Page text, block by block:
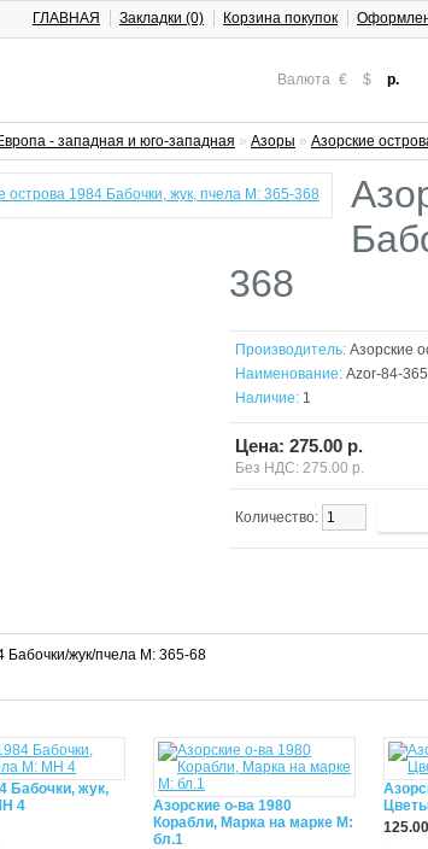
Валюта € $ р.
ГЛАВНАЯ Закладки (0) Корзина покупок
- западная и юго-западная » Азоры » Азорские
368
Производитель: Азорские
Наименование: Azor-84-
Наличие: 1
Цена: 275.00 р.
Без НДС: 275.00 р.
Количество:
Бабочки/жук/пчела М: 365-68
Бабочки, жук,
4
Азорские о-ва 1980
Корабли, Марка на марке М:
бл.1